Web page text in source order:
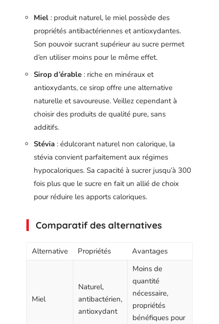
Miel : produit naturel, le miel possède des
propriétés antibactériennes et antioxydantes.
Son pouvoir sucrant supérieur au sucre permet
d’en utiliser moins pour le même effet.
Sirop d’érable : riche en minéraux et
antioxydants, ce sirop offre une alternative
naturelle et savoureuse. Veillez cependant à
choisir des produits de qualité pure, sans
additifs.
Stévia : édulcorant naturel non calorique, la
stévia convient parfaitement aux régimes
hypocaloriques. Sa capacité à sucrer jusqu’à 300
fois plus que le sucre en fait un allié de choix
pour réduire les apports caloriques.
Comparatif des alternatives
Alternative Propriétés Avantages
Miel
Naturel,
antibactérien,
antioxydant
Moins de
quantité
nécessaire,
propriétés
bénéfiques pour